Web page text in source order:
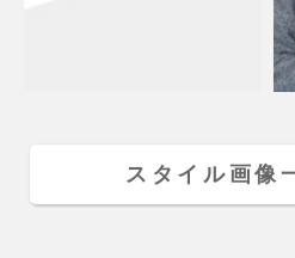
スタイル画像